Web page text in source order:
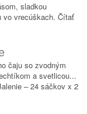
sladkou
vo vrecúškach. Čítať
čaju so zvodným
a svetlicou...
– 24 sáčkov x 2